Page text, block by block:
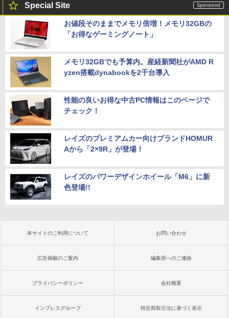
Special Site
お値段そのままでメモリ倍増！メモリ32GBの
「お得なゲーミングノート」
メモリ32GBでも予算内。産経新聞社がAMD R
yzen搭載dynabookを2千台導入
性能の良いお得な中古PC情報はこのページで
チェック！
レイズのプレミアムカー向けブランドHOMUR
Aから「2×9R」が登場！
レイズのパワーデザインホイール「M6」に新
色登場!!
本サイトのご利用について お問い合わせ
広告掲載のご案内 編集部へのご連絡
プライバシーポリシー 会社概要
インプレスグループ 特定商取引法に基づく表示